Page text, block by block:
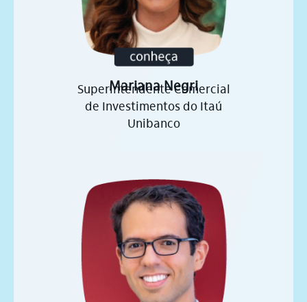
Mariana Negri
Superintendente Comercial
de Investimentos do Itaú
Unibanco